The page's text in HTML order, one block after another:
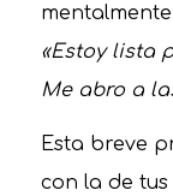
«Estoy lista
Me abro a
Esta breve
con la de